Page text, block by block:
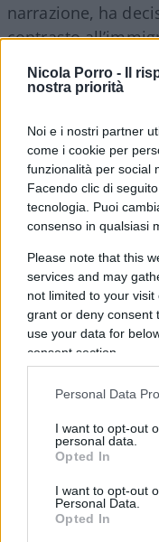
Nicola Porro -
Il
nostra priorità
Noi e i nostri partner
come i cookie per
funzionalità per social
Facendo clic di
tecnologia. Puoi
consenso in qualsiasi
Please note that this
services and may
not limited to your
grant or deny consent
use your data for
consent section.
Personal Data
I want to opt-out
personal data.
Opted In
I want to opt-out
Personal Data.
Opted In
narrazione, ha
contrasto
leggi
Nel 2022 sono
emigranti illegali:
2021 emai così
britannico ha
2018. Nel corso
presentate 52.525
alto degli ultimi 20
Il primo ministro
quanto disposto
prendere
Ha creato un
imbarcazioni, su